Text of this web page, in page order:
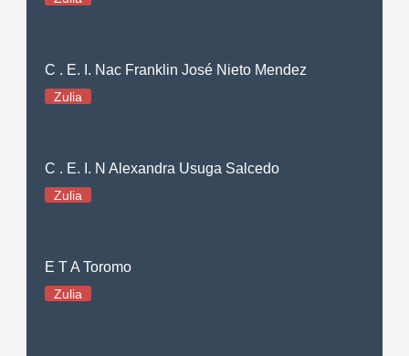
C . E. I. Nac Franklin José Nieto Mendez
Zulia
C . E. I. N Alexandra Usuga Salcedo
Zulia
E T A Toromo
Zulia